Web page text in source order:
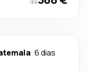
6 dias